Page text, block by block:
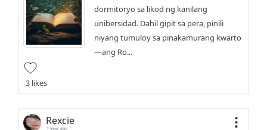
dormitoryo sa likod ng kanilang
unibersidad. Dahil gipit sa pera, pinili
niyang tumuloy sa pinakamurang kwarto
—ang Ro...
3 likes
Rexcie
1 year ago